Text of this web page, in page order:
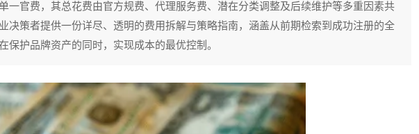
一官费，其总花费由官方规费、代理服务费、潜在分类调整及后续维护等多重因素共
决策者提供一份详尽、透明的费用拆解与策略指南，涵盖从前期检索到成功注册的全
保护品牌资产的同时，实现成本的最优控制。